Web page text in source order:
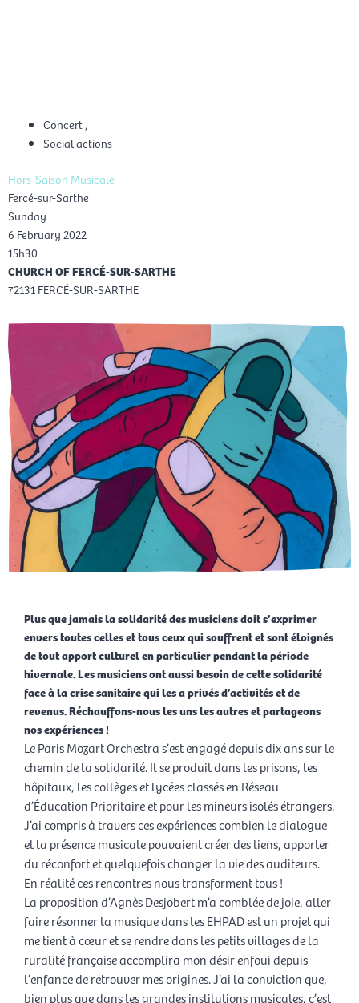
Concert,
Social actions
Hors-Saison Musicale
Fercé-sur-Sarthe
Sunday
6 February 2022
15h30
CHURCH OF FERCÉ-SUR-SARTHE
72131 FERCÉ-SUR-SARTHE
Plus que jamais la solidarité des musiciens doit s’exprimer
envers toutes celles et tous ceux qui souffrent et sont éloignés
de tout apport culturel en particulier pendant la période
hivernale. Les musiciens ont aussi besoin de cette solidarité
face à la crise sanitaire qui les a privés d’activités et de
revenus. Réchauffons-nous les uns les autres et partageons
nos expériences !
Le Paris Mozart Orchestra s’est engagé depuis dix ans sur le
chemin de la solidarité. Il se produit dans les prisons, les
hôpitaux, les collèges et lycées classés en Réseau
d’Éducation Prioritaire et pour les mineurs isolés étrangers.
J’ai compris à travers ces expériences combien le dialogue
et la présence musicale pouvaient créer des liens, apporter
du réconfort et quelquefois changer la vie des auditeurs.
En réalité ces rencontres nous transforment tous !
La proposition d’Agnès Desjobert m’a comblée de joie, aller
faire résonner la musique dans les EHPAD est un projet qui
me tient à cœur et se rendre dans les petits villages de la
ruralité française accomplira mon désir enfoui depuis
l’enfance de retrouver mes origines. J’ai la conviction que,
bien plus que dans les grandes institutions musicales, c’est